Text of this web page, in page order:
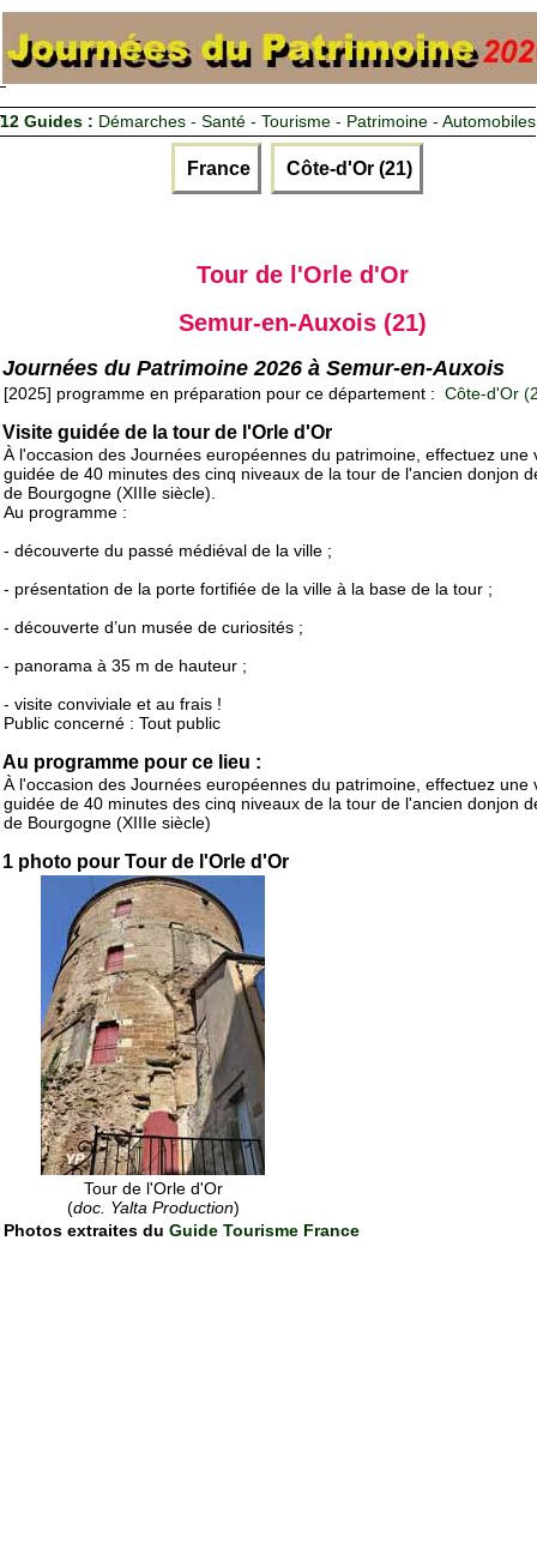
12 Guides : Démarches - Santé - Tourisme - Patrimoine - Automobiles
France Côte-d'Or (21)
Tour de l'Orle d'Or
Semur-en-Auxois (21)
Journées du Patrimoine 2026 à Semur-en-Auxois
[2025] programme en préparation pour ce département : Côte-d'Or
Visite guidée de la tour de l'Orle d'Or
À l'occasion des Journées européennes du patrimoine, effectuez une
guidée de 40 minutes des cinq niveaux de la tour de l'ancien donjon
de Bourgogne (XIIIe siècle).
Au programme :
- découverte du passé médiéval de la ville ;
- présentation de la porte fortifiée de la ville à la base de la tour ;
- découverte d’un musée de curiosités ;
- panorama à 35 m de hauteur ;
- visite conviviale et au frais !
Public concerné : Tout public
Au programme pour ce lieu :
À l'occasion des Journées européennes du patrimoine, effectuez une
guidée de 40 minutes des cinq niveaux de la tour de l'ancien donjon
de Bourgogne (XIIIe siècle)
1 photo pour Tour de l'Orle d'Or
Tour de l'Orle d'Or
(doc. Yalta Production)
Photos extraites du Guide Tourisme France